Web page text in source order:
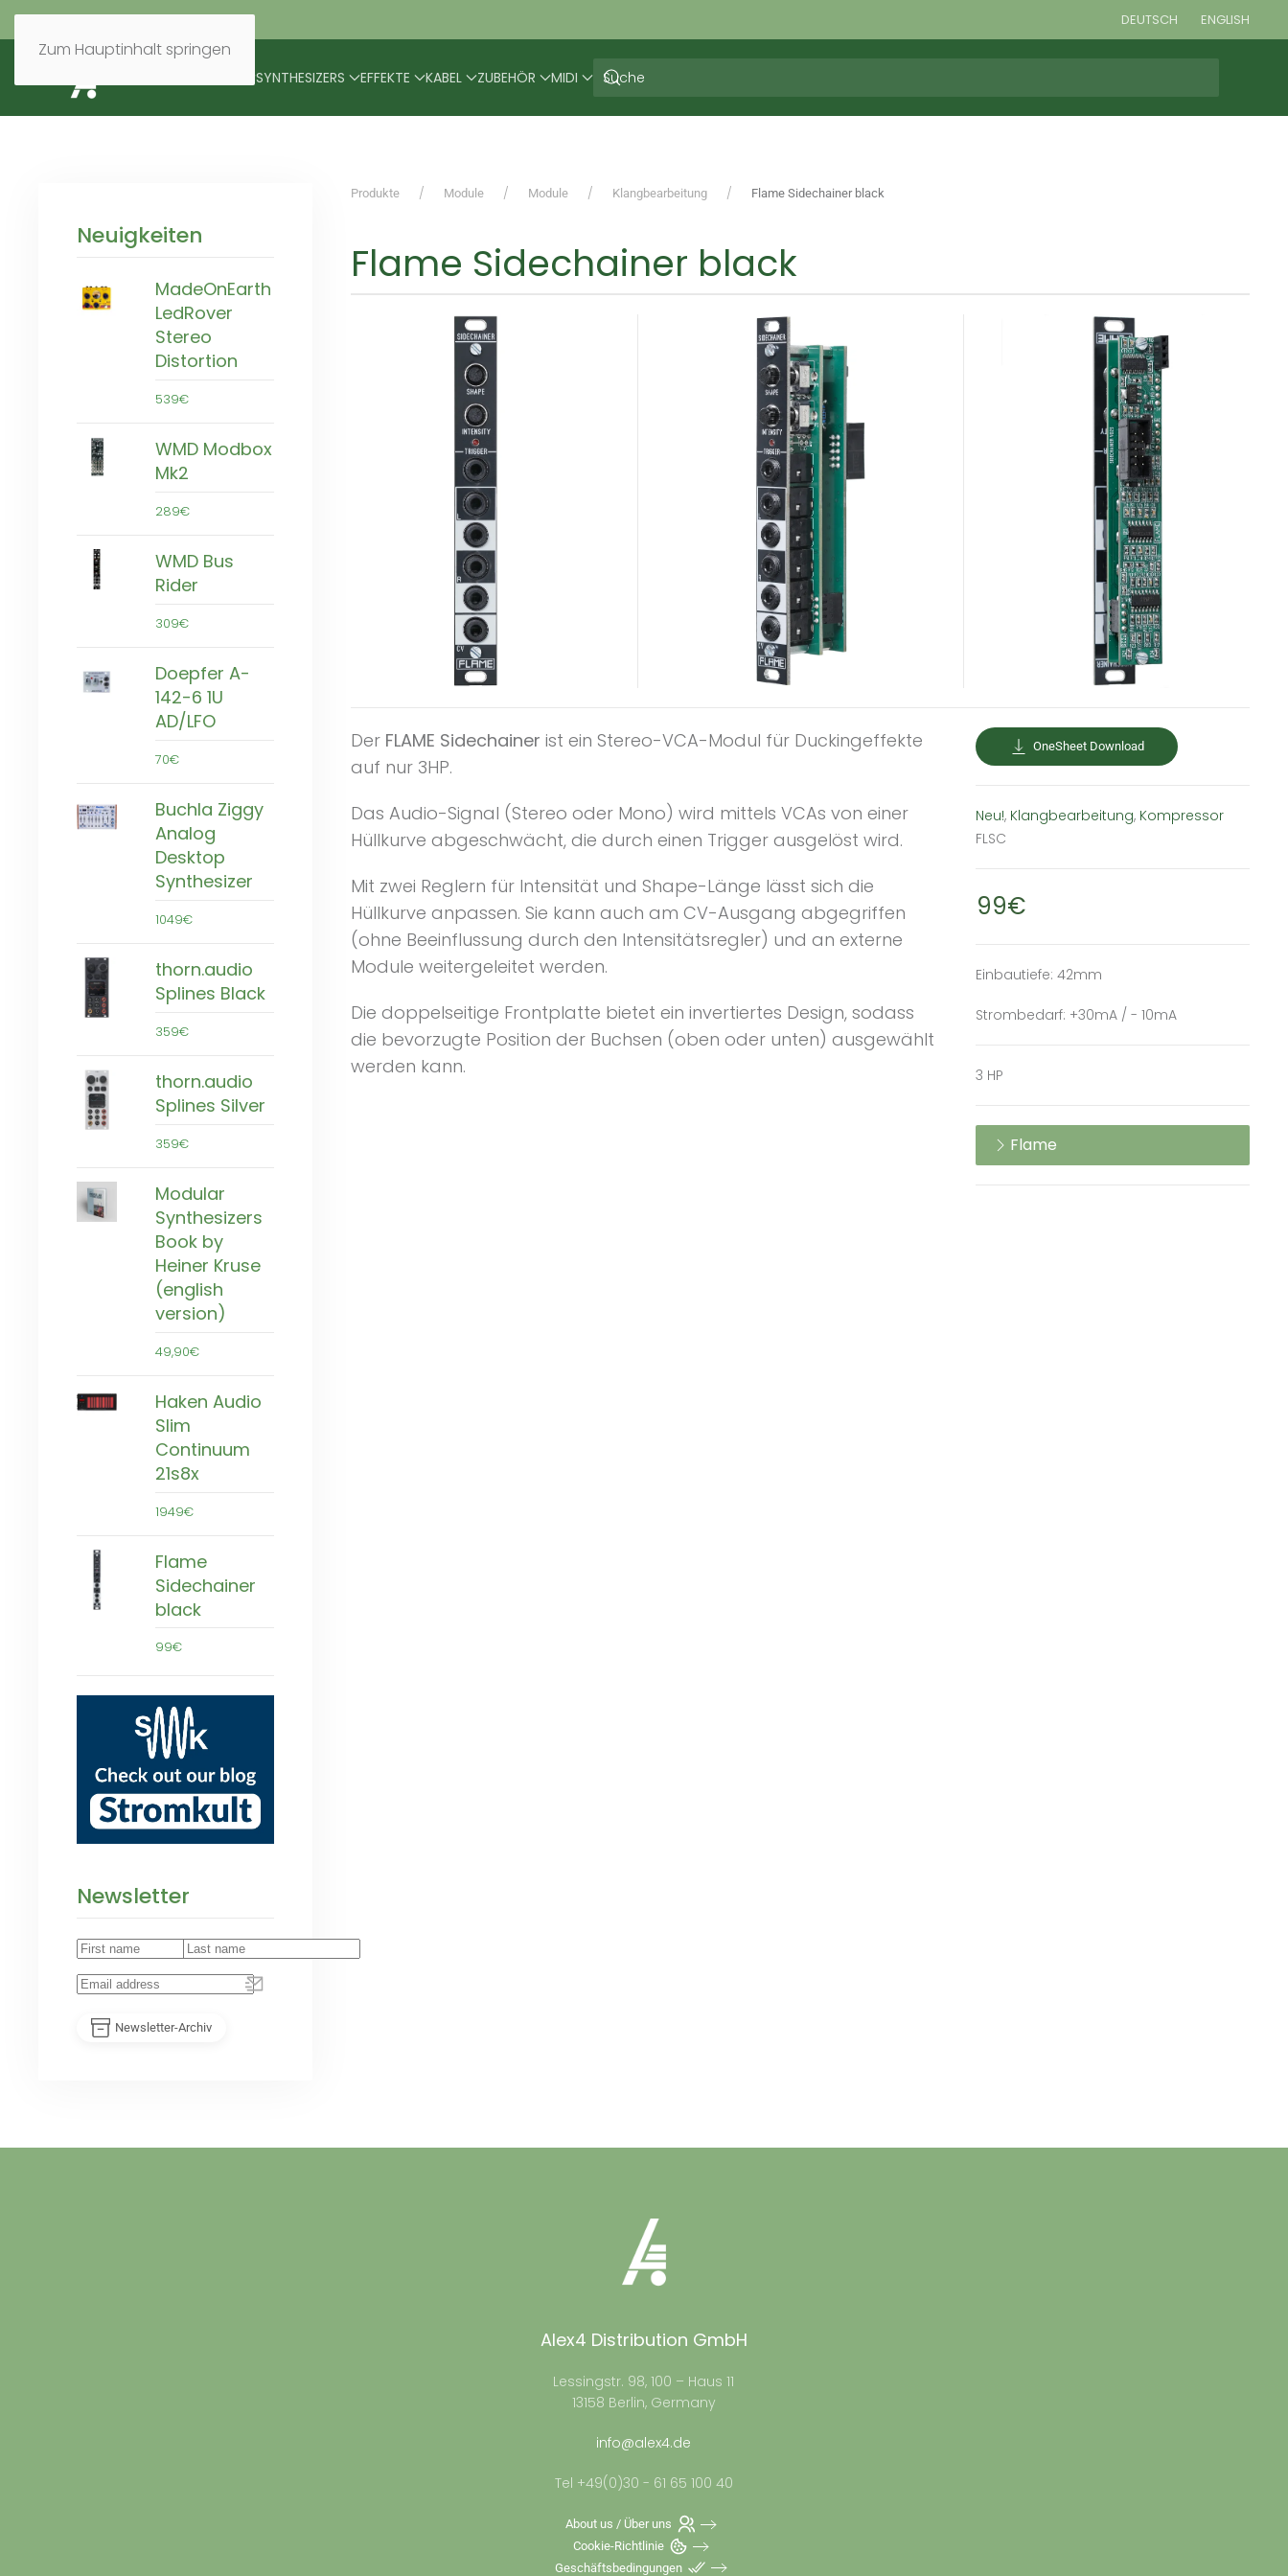
Zum Hauptinhalt springen
DEUTSCH ENGLISH
SYNTHESIZERS EFFEKTE KABEL ZUBEHÖR MIDI
Neuigkeiten
MadeOnEarth
LedRover
Stereo
Distortion
539€
WMD Modbox
Mk2
289€
WMD Bus
Rider
309€
Doepfer A-
142-6 1U
AD/LFO
70€
Buchla Ziggy
Analog
Desktop
Synthesizer
1049€
thorn.audio
Splines Black
359€
thorn.audio
Splines Silver
359€
Modular
Synthesizers
Book by
Heiner Kruse
(english
version)
49,90€
Haken Audio
Slim
Continuum
21s8x
1949€
Flame
Sidechainer
black
99€
Newsletter
Newsletter-Archiv
Produkte Module Module Klangbearbeitung Flame Sidechainer black
Flame Sidechainer black
Der FLAME Sidechainer ist ein Stereo-VCA-Modul für Duckingeffekte
auf nur 3HP.
Das Audio-Signal (Stereo oder Mono) wird mittels VCAs von einer
Hüllkurve abgeschwächt, die durch einen Trigger ausgelöst wird.
Mit zwei Reglern für Intensität und Shape-Länge lässt sich die
Hüllkurve anpassen. Sie kann auch am CV-Ausgang abgegriffen
(ohne Beeinflussung durch den Intensitätsregler) und an externe
Module weitergeleitet werden.
Die doppelseitige Frontplatte bietet ein invertiertes Design, sodass
die bevorzugte Position der Buchsen (oben oder unten) ausgewählt
werden kann.
OneSheet Download
Neu!, Klangbearbeitung, Kompressor
FLSC
99€
Einbautiefe: 42mm
Strombedarf: +30mA / - 10mA
3 HP
Flame
Alex4 Distribution GmbH
Lessingstr. 98, 100 – Haus 11
13158 Berlin, Germany
info@alex4.de
Tel +49(0)30 - 61 65 100 40
About us / Über uns
Cookie-Richtlinie
Geschäftsbedingungen